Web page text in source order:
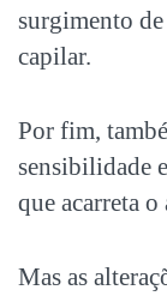
surgimento
capilar.
Por fim,
sensibilidade
que acarreta
Mas as